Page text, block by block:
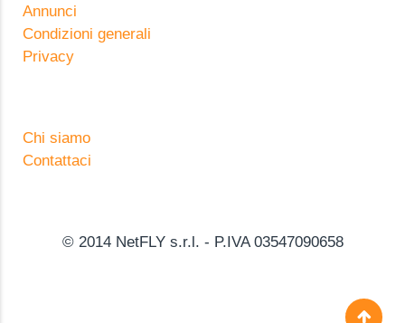
Annunci
Condizioni generali
Privacy
Chi siamo
Contattaci
© 2014 NetFLY s.r.l. - P.IVA 03547090658